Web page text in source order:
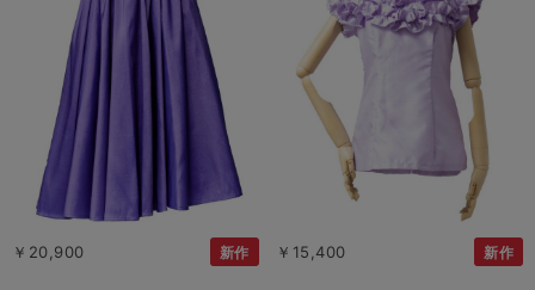
￥20,900 新作 ￥15,400 新作